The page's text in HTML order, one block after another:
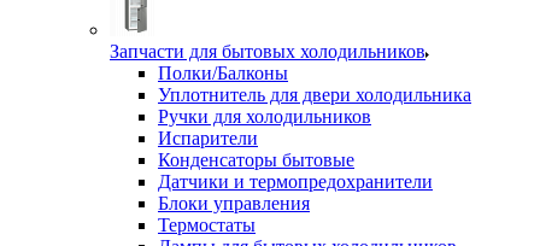
Запчасти для бытовых холодильников
Полки/Балконы
Уплотнитель для двери холодильника
Ручки для холодильников
Испарители
Конденсаторы бытовые
Датчики и термопредохранители
Блоки управления
Термостаты